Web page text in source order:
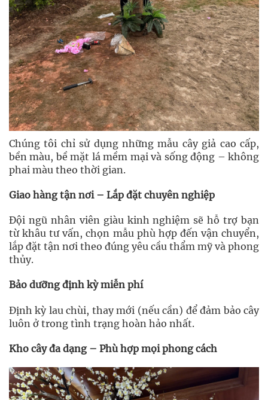
Chúng tôi chỉ sử dụng những mẫu cây giả cao cấp,
bền màu, bề mặt lá mềm mại và sống động – không
phai màu theo thời gian.
Giao hàng tận nơi – Lắp đặt chuyên nghiệp
Đội ngũ nhân viên giàu kinh nghiệm sẽ hỗ trợ bạn
từ khâu tư vấn, chọn mẫu phù hợp đến vận chuyển,
lắp đặt tận nơi theo đúng yêu cầu thẩm mỹ và phong
thủy.
Bảo dưỡng định kỳ miễn phí
Định kỳ lau chùi, thay mới (nếu cần) để đảm bảo cây
luôn ở trong tình trạng hoàn hảo nhất.
Kho cây đa dạng – Phù hợp mọi phong cách